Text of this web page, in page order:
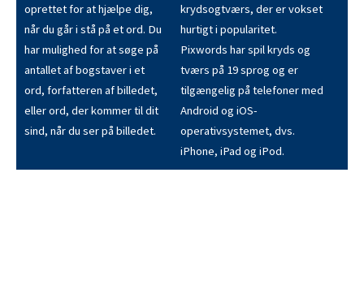
oprettet for at hjælpe dig,
når du går i stå på et ord. Du
har mulighed for at søge på
antallet af bogstaver i et
ord, forfatteren af billedet,
eller ord, der kommer til dit
sind, når du ser på billedet.
krydsogtværs, der er vokset
hurtigt i popularitet.
Pixwords har spil kryds og
tværs på 19 sprog og er
tilgængelig på telefoner med
Android og iOS-
operativsystemet, dvs.
iPhone, iPad og iPod.